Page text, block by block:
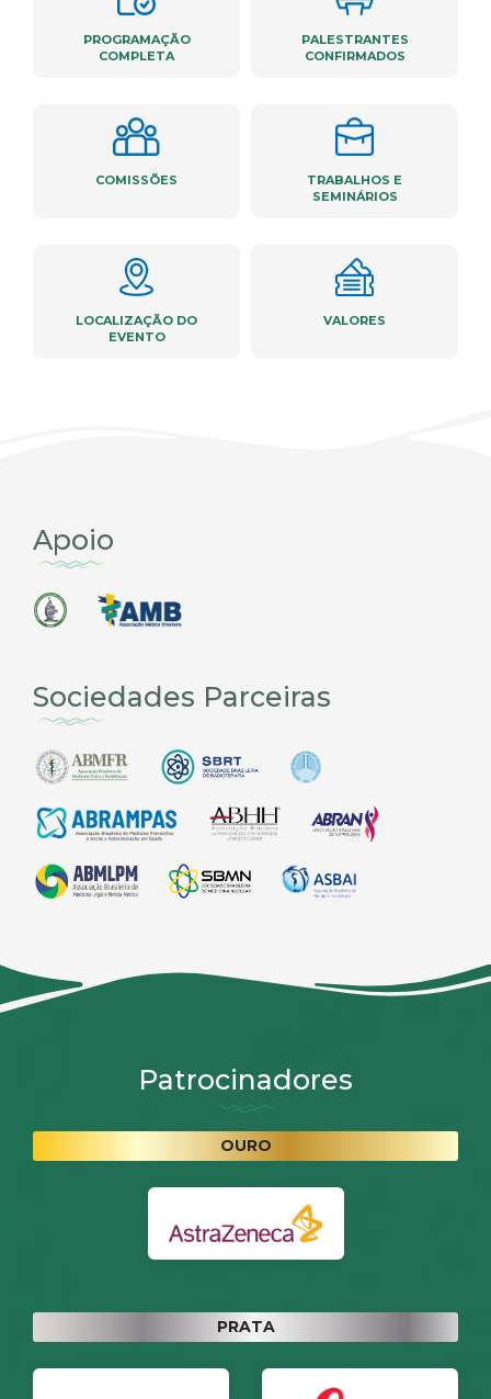
PROGRAMAÇÃO
COMPLETA
PALESTRANTES
CONFIRMADOS
COMISSÕES
TRABALHOS E
SEMINÁRIOS
LOCALIZAÇÃO DO
EVENTO
VALORES
Apoio
Sociedades Parceiras
Patrocinadores
OURO
PRATA